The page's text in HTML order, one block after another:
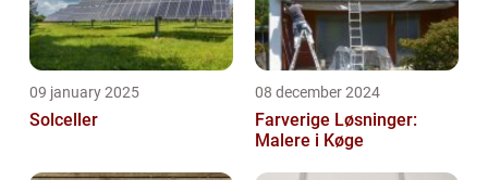
09 january 2025
Solceller
08 december 2024
Farverige Løsninger:
Malere i Køge